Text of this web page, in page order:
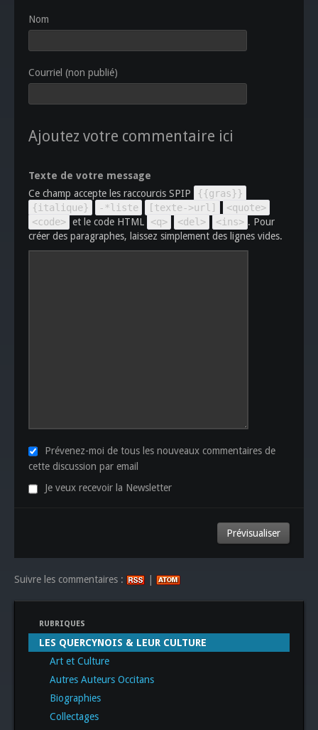
Nom
Courriel (non publié)
Ajoutez votre commentaire ici
Texte de votre message
Ce champ accepte les raccourcis SPIP
{{gras}}
{italique}
-*liste [texte->url]
<quote>
<code> et le code HTML <q> <del> <ins> . Pour
créer des paragraphes, laissez simplement des lignes vides.
Prévenez-moi de tous les nouveaux commentaires de
cette discussion par email
Je veux recevoir la Newsletter
Suivre les commentaires : |
RUBRIQUES
LES QUERCYNOIS & LEUR CULTURE
Art et Culture
Autres Auteurs Occitans
Biographies
Collectages